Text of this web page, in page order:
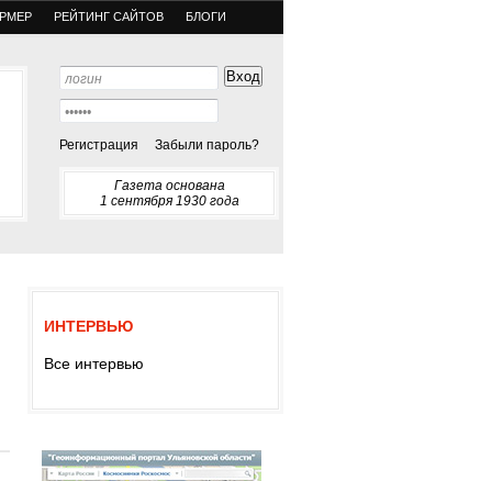
РЕЙТИНГ САЙТОВ БЛОГИ
Регистрация Забыли пароль?
Газета основана
1 сентября 1930 года
ИНТЕРВЬЮ
Все интервью